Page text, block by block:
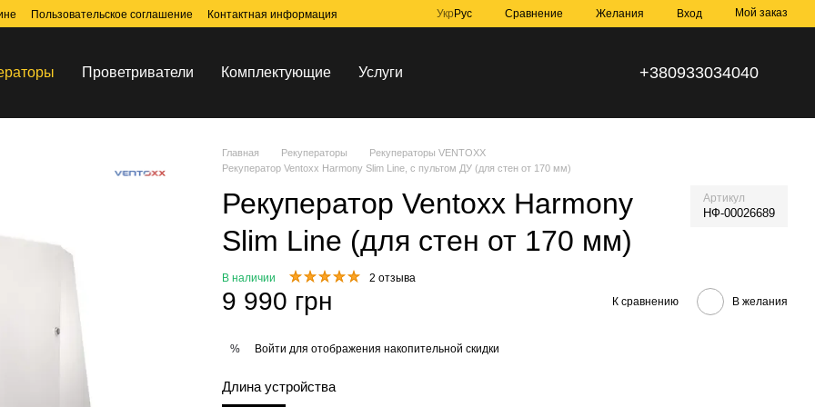
Пользовательское соглашение Контактная информация Укр Рус Сравнение Желания Вход Мой заказ
Проветриватели Комплектующие Услуги +380933034040
Главная Рекуператоры
Рекуператоры VENTOXX
Рекуператор Ventoxx Harmony Slim Line, с пультом ДУ (для стен от 170 мм)
Рекуператор Ventoxx Harmony
Slim Line (для стен от 170 мм)
Артикул
НФ-00026689
В наличии 2 отзыва
9 990 грн К сравнению В желания
% Войти для отображения накопительной скидки
Длина устройства